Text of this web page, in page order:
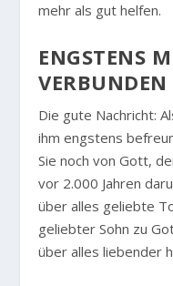
mehr als gut helfen.
ENGSTENS
VERBUNDEN
Die gute Nachricht:
ihm engstens
Sie noch von Gott,
vor 2.000 Jahren
über alles geliebte
geliebter Sohn zu
über alles liebender